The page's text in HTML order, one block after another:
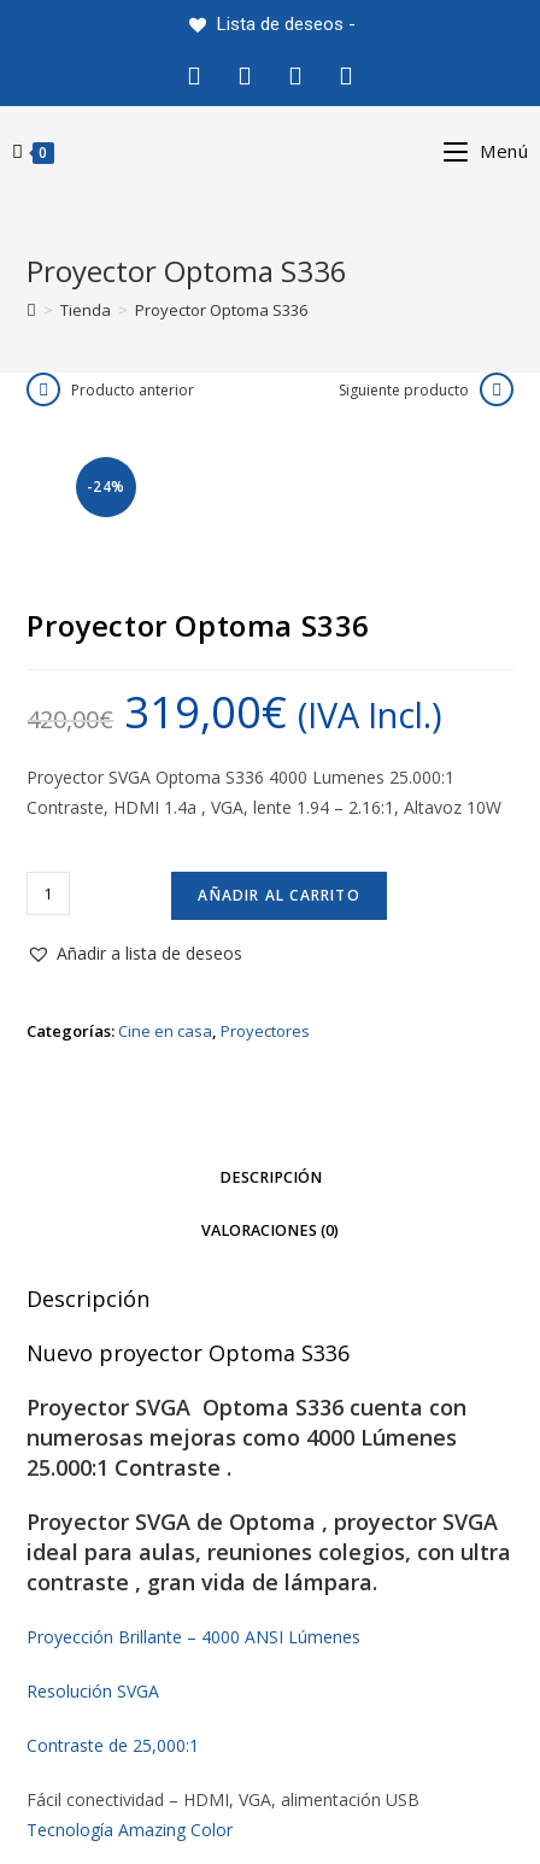
Lista de deseos -
0 Menú
Proyector Optoma S336
> Tienda > Proyector Optoma S336
-24%
Producto anterior Siguiente producto
Proyector Optoma S336
420,00€ 319,00€ (IVA Incl.)
Proyector SVGA Optoma S336 4000 Lumenes 25.000:1
Contraste, HDMI 1.4a , VGA, lente 1.94 – 2.16:1, Altavoz 10W
Proyector
Optoma
S336
AÑADIR AL CARRITO
Añadir a lista de deseos
Categorías:Cine en casa,Proyectores
DESCRIPCIÓN
VALORACIONES (0)
Descripción
Nuevo proyector Optoma S336
Proyector SVGA Optoma S336 cuenta con
numerosas mejoras como 4000 Lúmenes
25.000:1 Contraste .
Proyector SVGA de Optoma , proyector SVGA
ideal para aulas, reuniones colegios, con ultra
contraste , gran vida de lámpara.
Proyección Brillante – 4000 ANSI Lúmenes
Resolución SVGA
Contraste de 25,000:1
Fácil conectividad – HDMI, VGA, alimentación USB
Tecnología Amazing Color